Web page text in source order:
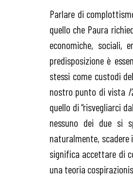
Parlare di
quello che Paura
economiche, sociali,
predisposizione è
stessi come custodi
nostro punto di vista
quello di “risvegliarci
nessuno dei due si
naturalmente,
significa accettare di
una teoria